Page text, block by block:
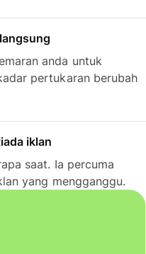
anda untuk
pertukaran berubah
iklan
saat. Ia percuma
yang mengganggu.